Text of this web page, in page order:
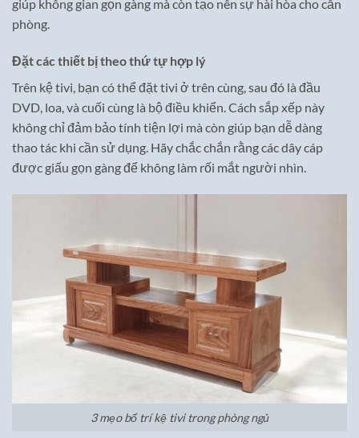
giúp không gian gọn gàng mà còn tạo nên sự hài hòa cho căn
phòng.
Đặt các thiết bị theo thứ tự hợp lý
Trên kệ tivi, bạn có thể đặt tivi ở trên cùng, sau đó là đầu
DVD, loa, và cuối cùng là bộ điều khiển. Cách sắp xếp này
không chỉ đảm bảo tính tiện lợi mà còn giúp bạn dễ dàng
thao tác khi cần sử dụng. Hãy chắc chắn rằng các dây cáp
được giấu gọn gàng để không làm rối mắt người nhìn.
3 mẹo bố trí kệ tivi trong phòng ngủ